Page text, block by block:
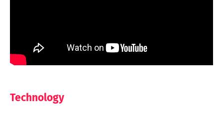
Technology